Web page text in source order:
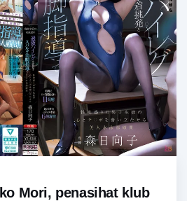
Mori, penasihat klub